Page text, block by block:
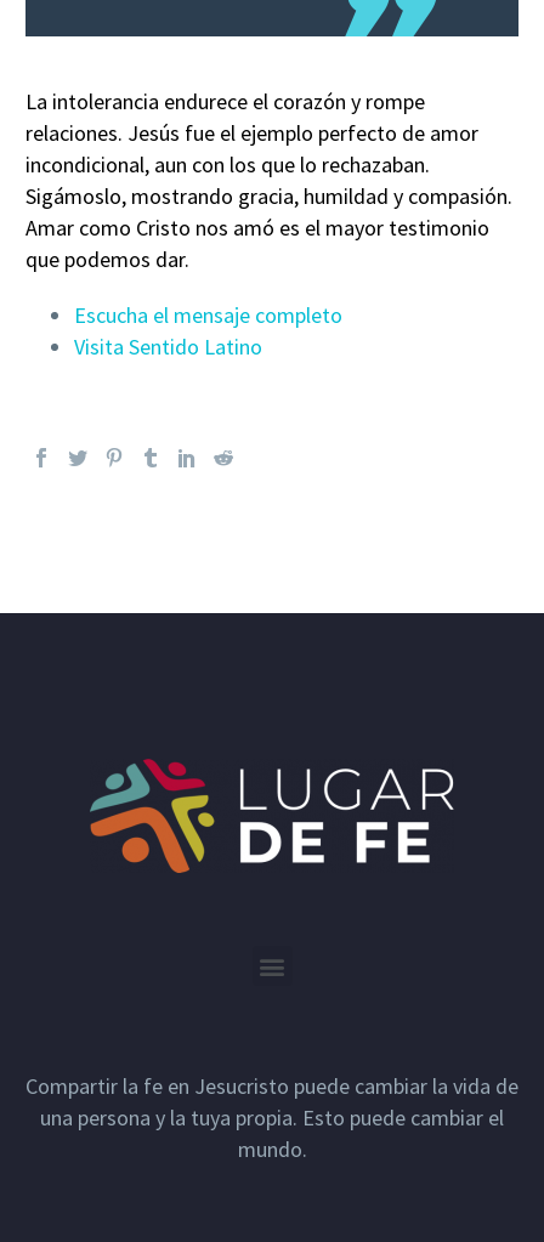
La intolerancia endurece el corazón y rompe
relaciones. Jesús fue el ejemplo perfecto de amor
incondicional, aun con los que lo rechazaban.
Sigámoslo, mostrando gracia, humildad y compasión.
Amar como Cristo nos amó es el mayor testimonio
que podemos dar.
Escucha el mensaje completo
Visita Sentido Latino
Compartir la fe en Jesucristo puede cambiar la vida de
una persona y la tuya propia. Esto puede cambiar el
mundo.